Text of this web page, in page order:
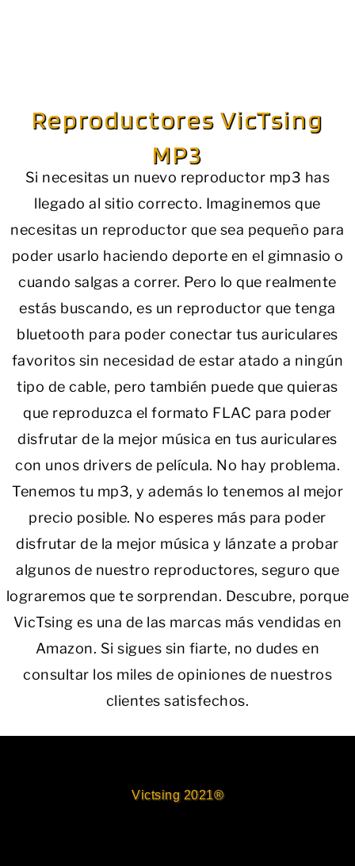
Reproductores VicTsing
MP3
Si necesitas un nuevo reproductor mp3 has
llegado al sitio correcto. Imaginemos que
necesitas un reproductor que sea pequeño para
poder usarlo haciendo deporte en el gimnasio o
cuando salgas a correr. Pero lo que realmente
estás buscando, es un reproductor que tenga
bluetooth para poder conectar tus auriculares
favoritos sin necesidad de estar atado a ningún
tipo de cable, pero también puede que quieras
que reproduzca el formato FLAC para poder
disfrutar de la mejor música en tus auriculares
con unos drivers de película. No hay problema.
Tenemos tu mp3, y además lo tenemos al mejor
precio posible. No esperes más para poder
disfrutar de la mejor música y lánzate a probar
algunos de nuestro reproductores, seguro que
lograremos que te sorprendan. Descubre, porque
VicTsing es una de las marcas más vendidas en
Amazon. Si sigues sin fiarte, no dudes en
consultar los miles de opiniones de nuestros
clientes satisfechos.
Victsing 2021®